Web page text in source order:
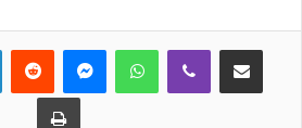
LinkedInReddit MessengerWhatsAppViber Share via Email
Print